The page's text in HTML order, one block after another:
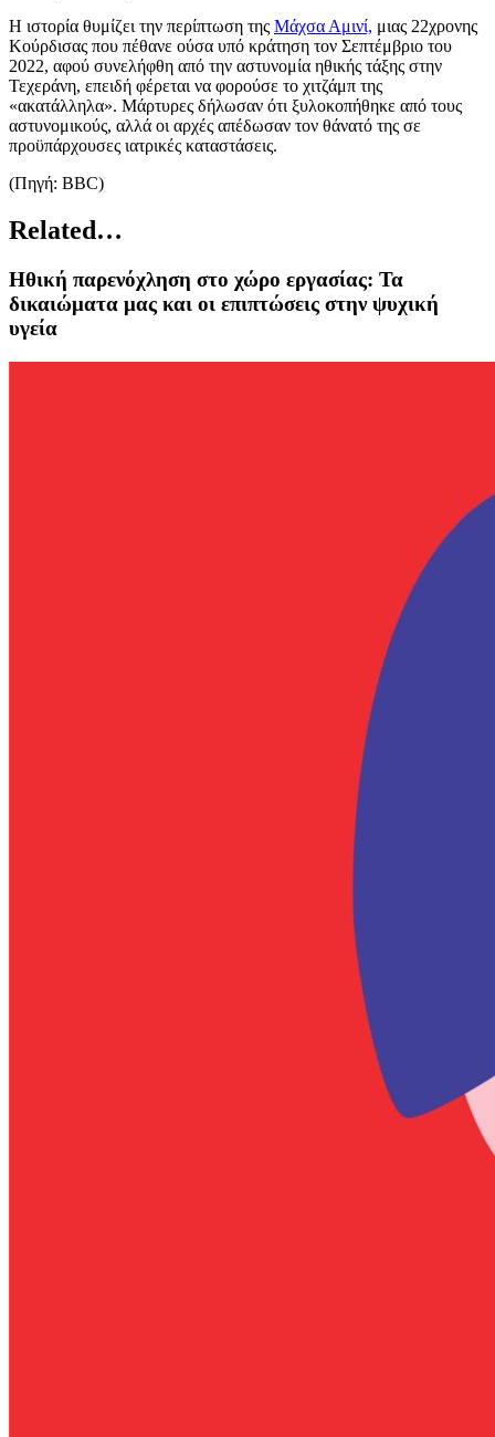
Η ιστορία θυμίζει την περίπτωση της Μάχσα Αμινί, μιας 22χρονης
Κούρδισας που πέθανε ούσα υπό κράτηση τον Σεπτέμβριο του
2022, αφού συνελήφθη από την αστυνομία ηθικής τάξης στην
Τεχεράνη, επειδή φέρεται να φορούσε το χιτζάμπ της
«ακατάλληλα». Μάρτυρες δήλωσαν ότι ξυλοκοπήθηκε από τους
αστυνομικούς, αλλά οι αρχές απέδωσαν τον θάνατό της σε
προϋπάρχουσες ιατρικές καταστάσεις.
(Πηγή: BBC)
Related…
Ηθική παρενόχληση στο χώρο εργασίας: Τα
δικαιώματα μας και οι επιπτώσεις στην ψυχική
υγεία